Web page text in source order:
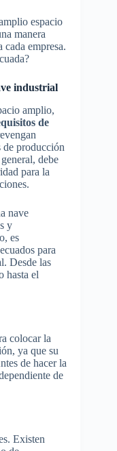
espacio
manera
empresa.
industrial
amplio,
de
de producción
debe
para la
nave
y
es
para
Desde las
hasta el
colocar la
ya que su
de hacer la
de
Existen